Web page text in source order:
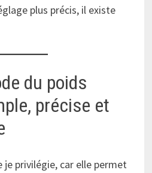
plus précis, il existe
du poids
précise et
je privilégie, car elle permet